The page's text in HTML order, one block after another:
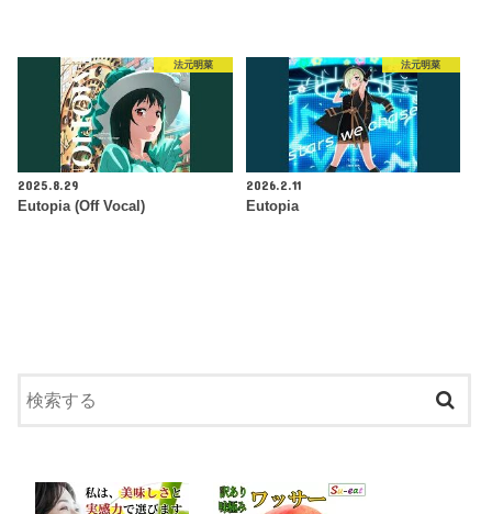
法元明菜
2025.8.29
Eutopia (Off Vocal)
法元明菜
2026.2.11
Eutopia